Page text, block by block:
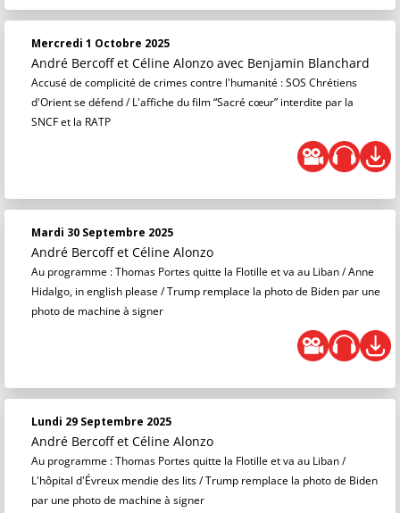
Mercredi 1 Octobre 2025
André Bercoff et Céline Alonzo avec Benjamin Blanchard
Accusé de complicité de crimes contre l'humanité : SOS Chrétiens
d'Orient se défend / L'affiche du film “Sacré cœur” interdite par la
SNCF et la RATP
Mardi 30 Septembre 2025
André Bercoff et Céline Alonzo
Au programme : Thomas Portes quitte la Flotille et va au Liban / Anne
Hidalgo, in english please / Trump remplace la photo de Biden par une
photo de machine à signer
Lundi 29 Septembre 2025
André Bercoff et Céline Alonzo
Au programme : Thomas Portes quitte la Flotille et va au Liban /
L'hôpital d'Évreux mendie des lits / Trump remplace la photo de Biden
par une photo de machine à signer